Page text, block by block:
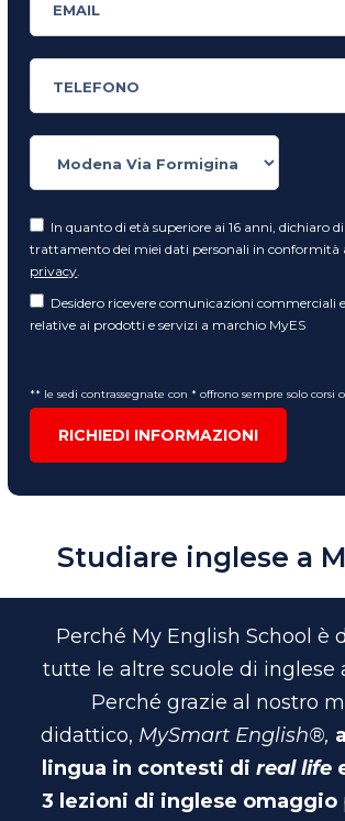
In quanto di età superiore ai 16 anni, dichiaro
trattamento dei miei dati personali in conformità
privacy.
Desidero ricevere comunicazioni commerciali
relative ai prodotti e servizi a marchio MyES
** le sedi contrassegnate con * offrono sempre solo corsi
RICHIEDI INFORMAZIONI
Studiare inglese a
Perché My English School è
tutte le altre scuole di inglese
Perché grazie al nostro
didattico, MySmart English®,
lingua in contesti di real life
3 lezioni di inglese omaggio